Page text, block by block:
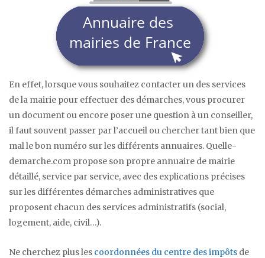
En effet, lorsque vous souhaitez contacter un des services
de la mairie pour effectuer des démarches, vous procurer
un document ou encore poser une question à un conseiller,
il faut souvent passer par l’accueil ou chercher tant bien que
mal le bon numéro sur les différents annuaires. Quelle-
demarche.com propose son propre annuaire de mairie
détaillé, service par service, avec des explications précises
sur les différentes démarches administratives que
proposent chacun des services administratifs (social,
logement, aide, civil…).
Ne cherchez plus les coordonnées du centre des impôts de